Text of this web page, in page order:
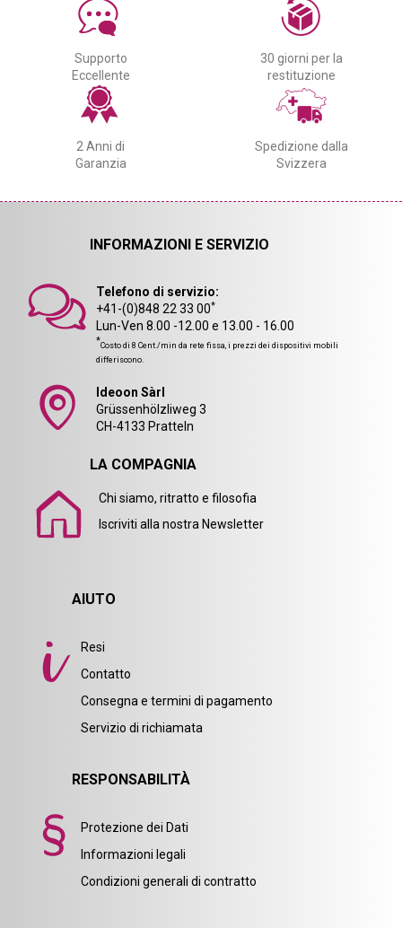
Supporto
Eccellente
30 giorni per la
restituzione
2 Anni di
Garanzia
Spedizione dalla
Svizzera
INFORMAZIONI E SERVIZIO
Telefono di servizio:
+41-(0)848 22 33 00*
Lun-Ven 8.00 -12.00 e 13.00 - 16.00
*Costo di 8 Cent./min da rete fissa, i prezzi dei dispositivi mobili
differiscono.
Ideoon Sàrl
Grüssenhölzliweg 3
CH-4133 Pratteln
LA COMPAGNIA
Chi siamo, ritratto e filosofia
Iscriviti alla nostra Newsletter
AIUTO
Resi
Contatto
Consegna e termini di pagamento
Servizio di richiamata
RESPONSABILITÀ
Protezione dei Dati
Informazioni legali
Condizioni generali di contratto